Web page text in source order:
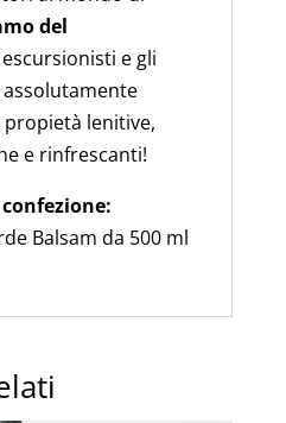
del
e gli
lenitive,
e rinfrescanti!
Balsam da 500 ml